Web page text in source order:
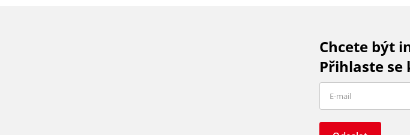
Chcete být
Přihlaste